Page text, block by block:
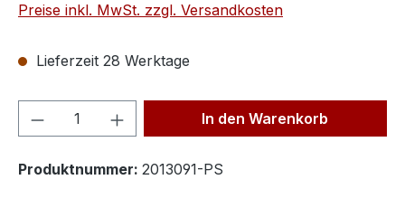
Preise inkl. MwSt. zzgl. Versandkosten
Lieferzeit 28 Werktage
Produkt Anzahl: Gib denIn den Warenkorb
Produktnummer: 2013091-PS